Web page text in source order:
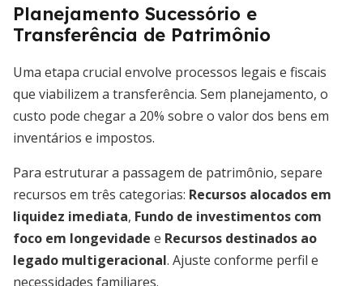
Planejamento Sucessório e
Transferência de Patrimônio
Uma etapa crucial envolve processos legais e fiscais
que viabilizem a transferência. Sem planejamento, o
custo pode chegar a 20% sobre o valor dos bens em
inventários e impostos.
Para estruturar a passagem de patrimônio, separe
recursos em três categorias: Recursos alocados em
liquidez imediata, Fundo de investimentos com
foco em longevidade e Recursos destinados ao
legado multigeracional. Ajuste conforme perfil e
necessidades familiares.